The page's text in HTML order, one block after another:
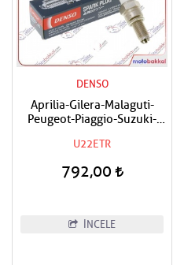
DENSO
Aprilia-Gilera-Malaguti-
Peugeot-Piaggio-Suzuki-
U22ETR
792,00
İNCELE